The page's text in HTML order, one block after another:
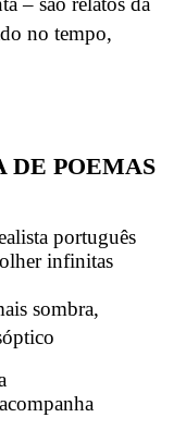
no tempo,
POEMAS
português
infinitas
sombra,